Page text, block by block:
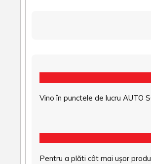
Vino în punctele de lucru AUTO
Pentru a plăti cât mai ușor